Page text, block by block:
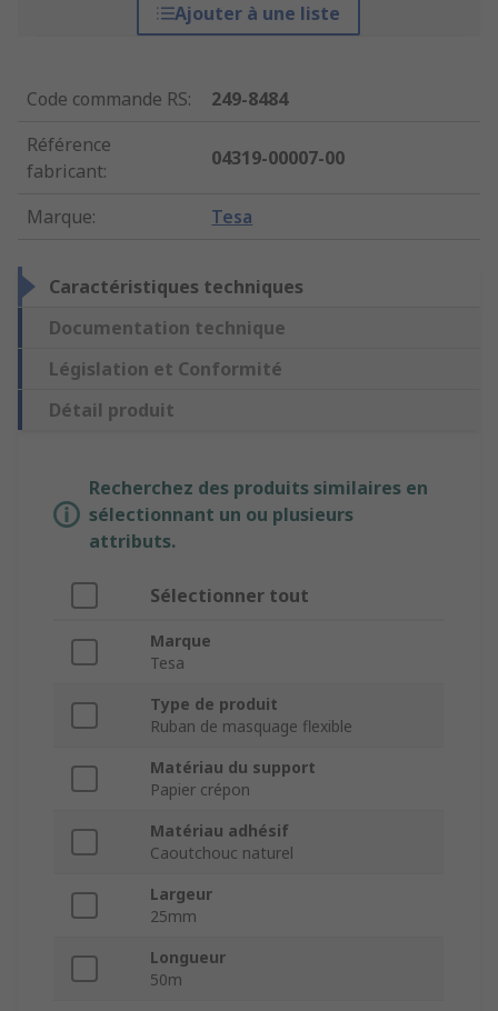
Ajouter à une liste
Code commande RS:
249-8484
Référence
fabricant:
04319-00007-00
Marque: Tesa
Caractéristiques techniques
Documentation technique
Législation et Conformité
Détail produit
Recherchez des produits similaires en
sélectionnant un ou plusieurs
attributs.
Sélectionner tout
Marque
Tesa
Type de produit
Ruban de masquage flexible
Matériau du support
Papier crépon
Matériau adhésif
Caoutchouc naturel
Largeur
25mm
Longueur
50m